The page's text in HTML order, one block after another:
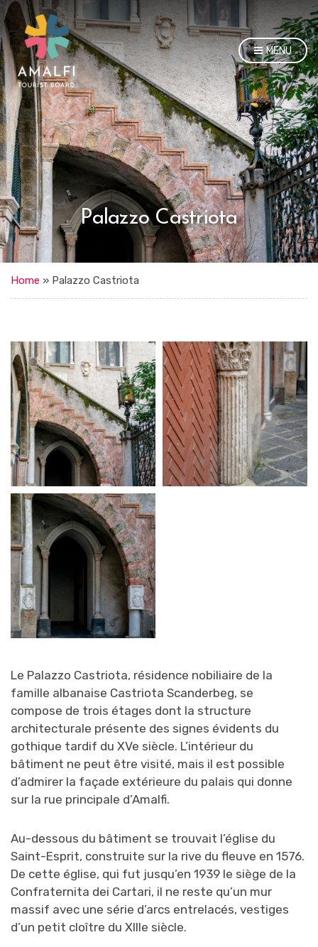
MENU
Palazzo Castriota
Home » Palazzo Castriota
Le Palazzo Castriota, résidence nobiliaire de la
famille albanaise Castriota Scanderbeg, se
compose de trois étages dont la structure
architecturale présente des signes évidents du
gothique tardif du XVe siècle. L’intérieur du
bâtiment ne peut être visité, mais il est possible
d’admirer la façade extérieure du palais qui donne
sur la rue principale d’Amalfi.
Au-dessous du bâtiment se trouvait l’église du
Saint-Esprit, construite sur la rive du fleuve en 1576.
De cette église, qui fut jusqu’en 1939 le siège de la
Confraternita dei Cartari, il ne reste qu’un mur
massif avec une série d’arcs entrelacés, vestiges
d’un petit cloître du XIIIe siècle.